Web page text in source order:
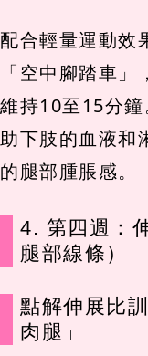
配合輕量運動效
「空中腳踏車
維持10至15分
助下肢的血液和
的腿部腫脹感。
4. 第四週：
腿部線條）
點解伸展比
肉腿」